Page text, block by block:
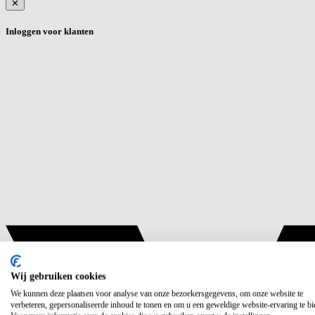
✕
Inloggen voor klanten
Wij gebruiken cookies
We kunnen deze plaatsen voor analyse van onze bezoekersgegevens, om onze website te
verbeteren, gepersonaliseerde inhoud te tonen en om u een geweldige website-ervaring te